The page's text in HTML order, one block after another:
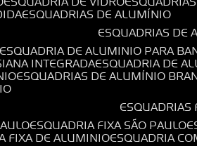
ESQUADRIAS DE ALUMÍNIO
ESQUADRIAS
ESQUADRIA DE ALUMINIO PARA
INTEGRADA ESQUADRIA DE
ESQUADRIAS DE ALUMÍNIO
ESQUADRIAS
ESQUADRIA FIXA SÃO PAULO
FIXA DE ALUMINIO ESQUADRIA